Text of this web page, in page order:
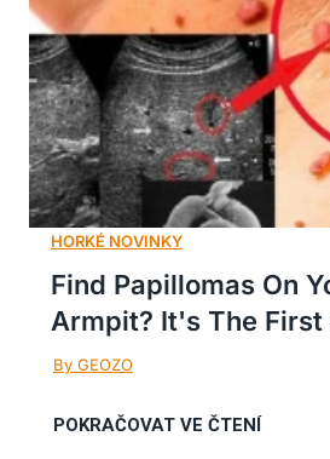
Find Papillomas On
Armpit? It's The First